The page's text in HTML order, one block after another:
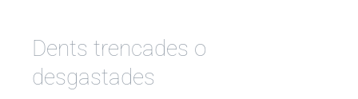
Dents trencades o
desgastades